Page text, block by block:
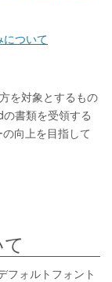
ついて
を対象とするもの
書類を受領する
向上を目指して
フォルトフォント